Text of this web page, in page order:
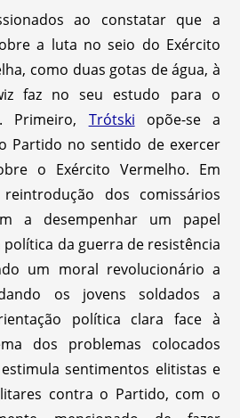
ao constatar que a
a luta no seio do Exército
como duas gotas de água, à
faz no seu estudo para o
Primeiro, Trótski opõe-se a
Partido no sentido de exercer
o Exército Vermelho. Em
dos comissários
a desempenhar um papel
política da guerra de resistência
um moral revolucionário a
os jovens soldados a
política clara face à
dos problemas colocados
estimula sentimentos elitistas e
contra o Partido, com o